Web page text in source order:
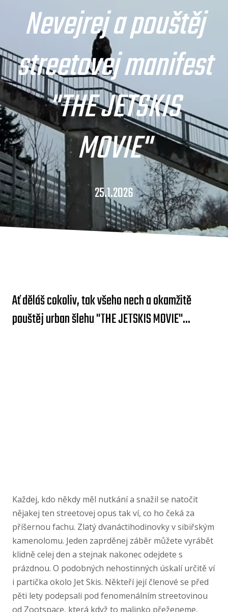
Nevejrej a pouštěj
streetovej manifest
"THE JETSKIS
MOVIE"
25.1.2026
Ať děláš cokoliv, tak všeho nech a okamžitě
pouštěj urban šlehu "THE JETSKIS MOVIE"...
Každej, kdo někdy měl nutkání a snažil se natočit
nějakej ten streetovej opus tak ví, co ho čeká za
příšernou fachu. Zlatý dvanáctihodinovky v sibiřským
kamenolomu. Jeden zaprděnej záběr můžete vyrábět
klidně celej den a stejnak nakonec odejdete s
prázdnou. O podobných nehostinných úskalí určitě ví
i partička okolo Jet Skis. Někteří její členové se před
pěti lety podepsali pod fenomenálním streetovinou
od Zootspace, která když to malinko přeženeme,